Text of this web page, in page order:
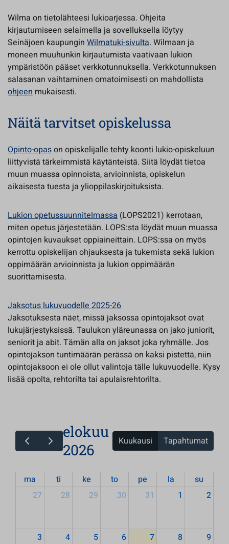
Wilma on tietolähteesi lukioarjessa. Ohjeita
kirjautumiseen selaimella ja sovelluksella löytyy
Seinäjoen kaupungin Wilmatuki-sivulta. Wilmaan ja
moneen muuhunkin kirjautumista vaativaan lukion
ympäristöön pääset verkkotunnuksella. Verkkotunnuksen
salasanan vaihtaminen omatoimisesti on mahdollista
ohjeen mukaisesti.
Näitä tarvitset opiskelussa
Opinto-opason opiskelijalle tehty koonti lukio-opiskeluun
liittyvistä tärkeimmistä käytänteistä. Siitä löydät tietoa
muun muassa opinnoista, arvioinnista, opiskelun
aikaisesta tuesta ja ylioppilaskirjoituksista.
Lukion opetussuunnitelmassa (LOPS2021) kerrotaan,
miten opetus järjestetään. LOPS:sta löydät muun muassa
opintojen kuvaukset oppiaineittain. LOPS:ssa on myös
kerrottu opiskelijan ohjauksesta ja tukemista sekä lukion
oppimäärän arvioinnista ja lukion oppimäärän
suorittamisesta.
Jaksotus lukuvuodelle 2025-26
Jaksotuksesta näet, missä jaksossa opintojaksot ovat
lukujärjestyksissä. Taulukon yläreunassa on jako juniorit,
seniorit ja abit. Tämän alla on jaksot joka ryhmälle. Jos
opintojakson tuntimäärän perässä on kaksi pistettä, niin
opintojaksoon ei ole ollut valintoja tälle lukuvuodelle. Kysy
lisää opolta, rehtorilta tai apulaisrehtorilta.
elokuu
2026
Kuukausi Tapahtumat
ma ti ke to pe la
su
27
28 29 30 31 1 2
3 4 5 6 7 8 9